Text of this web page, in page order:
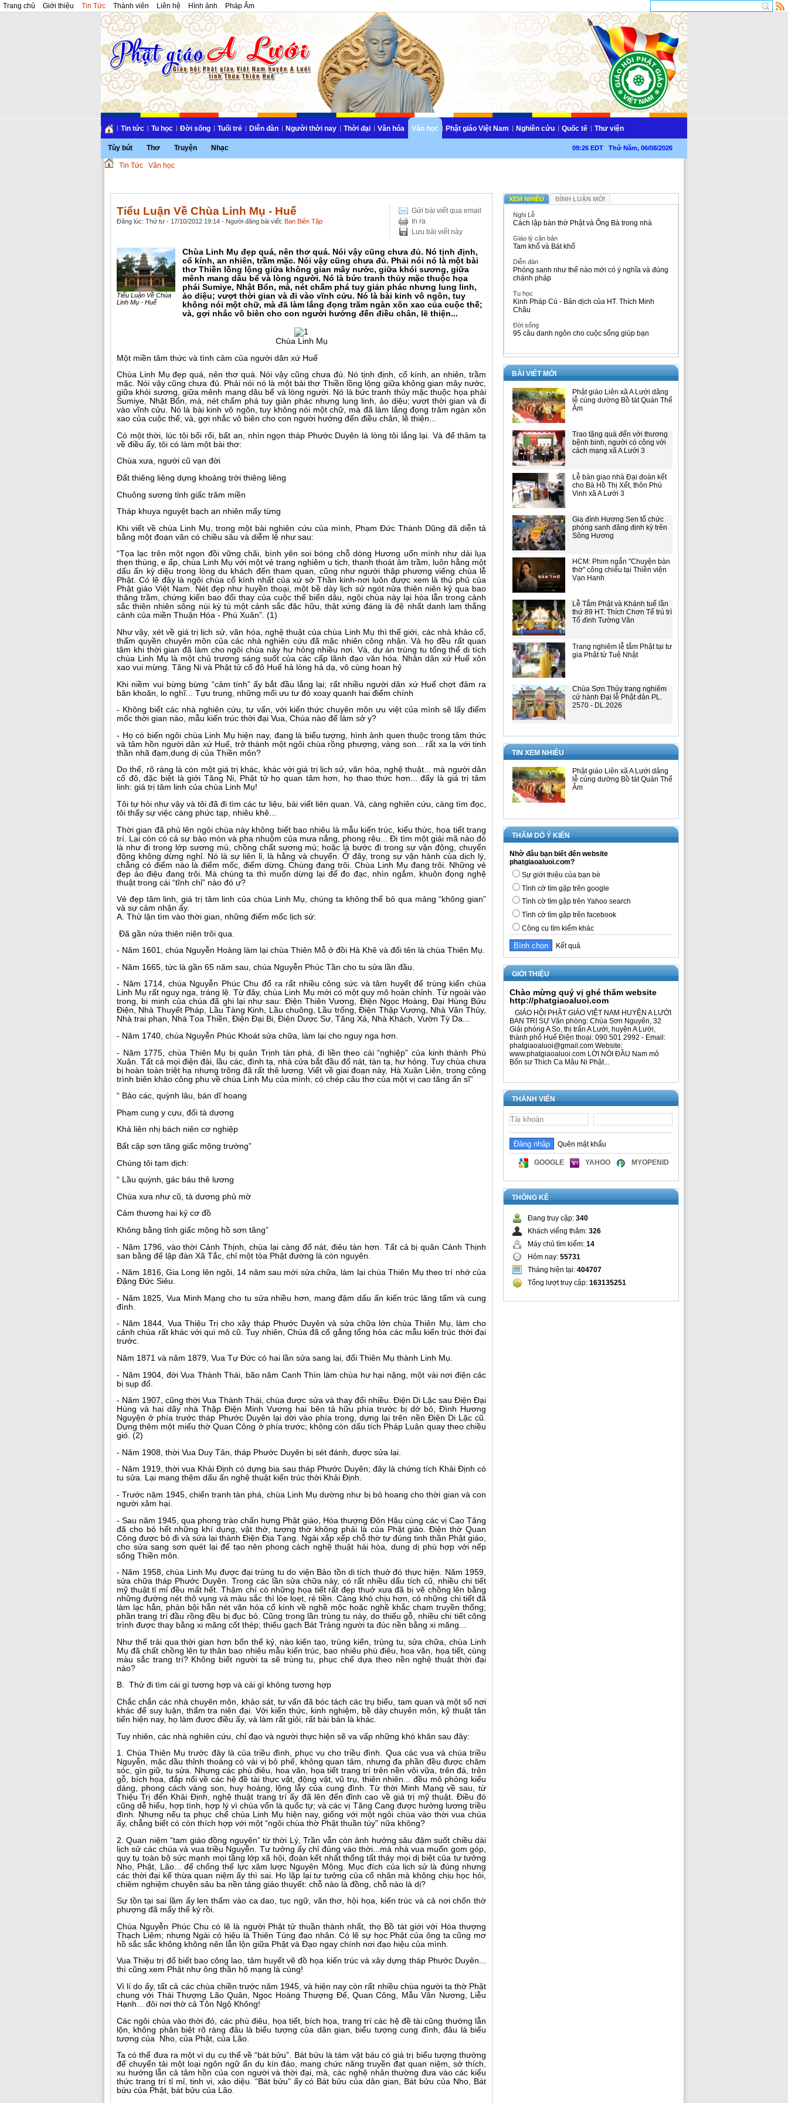
Trang chủ Giới thiệu Tin Tức Thành viên Liên hệ Hình ảnh Pháp Âm
Tin tức Tu học Đời sống Tuổi trẻ Diễn đàn Người thời nay Thời đại Văn hóa Văn học
Tùy bút Thơ Truyện Nhạc
Phật giáo Việt Nam Nghiên cứu Quốc tế Thư viện
09:26 EDT Thứ Năm, 06/08/2026
Tin Tức Văn học
Gửi bài viết qua email
In ra
Lưu bài viết này
Tiểu Luận Về Chùa Linh Mụ - Huế
Đăng lúc: Thứ tư - 17/10/2012 19:14 - Người đăng bài viết: Ban Biên Tập
Tiểu Luận Về Chùa
Linh Mụ - Huế
Chùa Linh Mụ đẹp quá, nên thơ quá. Nói vậy cũng chưa đủ. Nó tịnh định,
cổ kính, an nhiên, trầm mặc. Nói vậy cũng chưa đủ. Phải nói nó là một bài
thơ Thiền lồng lộng giữa không gian mây nước, giữa khói sương, giữa
mênh mang dâu bể và lòng người. Nó là bức tranh thủy mặc thuộc họa
phái Sumiye, Nhật Bổn, mà, nét chấm phá tuy giản phác nhưng lung linh,
ảo diệu; vượt thời gian và đi vào vĩnh cửu. Nó là bài kinh vô ngôn, tuy
không nói một chữ, mà đã làm lắng đọng trăm ngàn xôn xao của cuộc thế;
và, gợi nhắc vô biên cho con người hướng đến điều chân, lẽ thiện...
Chùa Linh Mụ
Một miền tâm thức và tình cảm của người dân xứ Huế
Chùa Linh Mụ đẹp quá, nên thơ quá. Nói vậy cũng chưa đủ. Nó tịnh định, cổ kính, an nhiên, trầm
mặc. Nói vậy cũng chưa đủ. Phải nói nó là một bài thơ Thiền lồng lộng giữa không gian mây nước,
giữa khói sương, giữa mênh mang dâu bể và lòng người. Nó là bức tranh thủy mặc thuộc họa phái
Sumiye, Nhật Bổn, mà, nét chấm phá tuy giản phác nhưng lung linh, ảo diệu; vượt thời gian và đi
vào vĩnh cửu. Nó là bài kinh vô ngôn, tuy không nói một chữ, mà đã làm lắng đọng trăm ngàn xôn
xao của cuộc thế; và, gợi nhắc vô biên cho con người hướng đến điều chân, lẽ thiện...
Có một thời, lúc tôi bối rối, bất an, nhìn ngọn tháp Phước Duyên là lòng tôi lắng lại. Và để thâm tạ
về điều ấy, tôi có làm một bài thơ:
Chùa xưa, người cũ vạn đời
Đất thiêng liêng dựng khoảng trời thiêng liêng
Chuông sương tỉnh giấc trăm miền
Tháp khuya nguyệt bạch an nhiên mấy từng
Khi viết về chùa Linh Mụ, trong một bài nghiên cứu của mình, Phạm Đức Thành Dũng đã diễn tả
bằng một đoạn văn có chiều sâu và diễm lệ như sau:
“Tọa lạc trên một ngọn đồi vững chãi, bình yên soi bóng chỗ dòng Hương uốn mình như dải lụa
thẹn thùng, e ấp, chùa Linh Mụ với một vẻ trang nghiêm u tịch, thanh thoát âm trầm, luôn hằng một
dấu ấn kỳ diệu trong lòng du khách đến tham quan, cũng như người thập phương viếng chùa lễ
Phật. Có lẽ đây là ngôi chùa cổ kính nhất của xứ sở Thần kinh-nơi luôn được xem là thủ phủ của
Phật giáo Việt Nam. Nét đẹp như huyền thoại, một bề dày lịch sử ngót nửa thiên niên kỷ qua bao
thăng trầm, chứng kiến bao đổi thay của cuộc thế biển dâu, ngôi chùa này lại hòa lẫn trong cảnh
sắc thiên nhiên sông núi kỳ tú một cảnh sắc đặc hữu, thật xứng đáng là đệ nhất danh lam thắng
cảnh của miền Thuận Hóa - Phú Xuân”. (1)
Như vậy, xét về giá trị lịch sử, văn hóa, nghệ thuật của chùa Linh Mụ thì thế giới, các nhà khảo cổ,
thẩm quyền chuyên môn của các nhà nghiên cứu đã mặc nhiên công nhận. Và họ đều rất quan
tâm khi thời gian đã làm cho ngôi chùa này hư hỏng nhiều nơi. Và, dự án trùng tu tổng thể di tích
chùa Linh Mụ là một chủ trương sáng suốt của các cấp lãnh đạo văn hóa. Nhân dân xứ Huế xôn
xao vui mừng. Tăng Ni và Phật tử cố đô Huế hả lòng hả dạ, vô cùng hoan hỷ
Khi niềm vui bừng bừng “cảm tính” ấy bắt đầu lắng lại; rất nhiều người dân xứ Huế chợt đâm ra
băn khoăn, lo nghĩ... Tựu trung, những mối ưu tư đó xoay quanh hai điểm chính
- Không biết các nhà nghiên cứu, tư vấn, với kiến thức chuyên môn ưu việt của mình sẽ lấy điểm
mốc thời gian nào, mẫu kiến trúc thời đại Vua, Chúa nào để làm sở y?
- Họ có biến ngôi chùa Linh Mụ hiện nay, đang là biểu tượng, hình ảnh quen thuộc trong tâm thức
và tâm hồn người dân xứ Huế, trở thành một ngôi chùa rồng phượng, vàng son... rất xa lạ với tinh
thần nhã đạm,dung dị của Thiền môn?
Do thế, rõ ràng là còn một giá trị khác, khác với giá trị lịch sử, văn hóa, nghệ thuật... mà người dân
cố đô, đặc biệt là giới Tăng Ni, Phật tử họ quan tâm hơn, họ thao thức hơn... đấy là giá trị tâm
linh: giá trị tâm linh của chùa Linh Mụ!
Tôi tự hỏi như vậy và tôi đã đi tìm các tư liệu, bài viết liên quan. Và, càng nghiên cứu, càng tìm đọc,
tôi thấy sự việc càng phức tạp, nhiêu khê...
Thời gian đã phủ lên ngôi chùa này không biết bao nhiêu là mẫu kiến trúc, kiểu thức, họa tiết trang
trí. Lại còn có cả sự bào mòn và pha nhuộm của mưa nắng, phong rêu... Đi tìm một giải mã nào đó
là như đi trong lớp sương mù, chồng chất sương mù; hoặc là bước đi trong sự vận động, chuyển
động không dừng nghỉ. Nó là sự liên lỉ, là hằng và chuyển. Ở đây, trong sự vận hành của dịch lý,
chẳng có điểm nào là điểm mốc, điểm dừng. Chúng đang trôi. Chùa Linh Mụ đang trôi. Những vẻ
đẹp ảo điệu đang trôi. Mà chúng ta thì muốn dừng lại để đo đạc, nhìn ngắm, khuôn đọng nghệ
thuật trong cái “tĩnh chỉ” nào đó ư?
Vẻ đẹp tâm linh, giá trị tâm linh của chùa Linh Mụ, chúng ta không thể bỏ qua mảng “không gian”
và sự cảm nhận ấy.
A. Thử lặn tìm vào thời gian, những điểm mốc lịch sử:
Đã gần nửa thiên niên trôi qua.
- Năm 1601, chúa Nguyễn Hoàng làm lại chùa Thiên Mỗ ở đồi Hà Khê và đổi tên là chùa Thiên Mụ.
- Năm 1665, tức là gần 65 năm sau, chúa Nguyễn Phúc Tần cho tu sửa lần đầu.
- Năm 1714, chúa Nguyễn Phúc Chu đổ ra rất nhiều công sức và tâm huyết để trùng kiến chùa
Linh Mụ rất nguy nga, tráng lệ. Từ đây, chùa Linh Mụ mới có một quy mô hoàn chỉnh. Từ ngoài vào
trong, bi minh của chúa đã ghi lại như sau: Điện Thiên Vương, Điện Ngọc Hoàng, Đại Hùng Bửu
Điện, Nhà Thuyết Pháp, Lầu Tàng Kinh, Lầu chuông, Lầu trống, Điện Thập Vương, Nhà Vân Thủy,
Nhà trai phạn, Nhà Tọa Thiền, Điện Đại Bi, Điện Dược Sư, Tăng Xá, Nhà Khách, Vườn Tỳ Da...
- Năm 1740, chúa Nguyễn Phúc Khoát sửa chữa, làm lại cho nguy nga hơn.
- Năm 1775, chùa Thiên Mụ bị quân Trịnh tàn phá, đi liền theo cái “nghiệp” của kinh thành Phú
Xuân. Tất cả mọi điện đài, lầu các, đình tạ, nhà cửa bắt đầu đổ nát, tàn tạ, hư hỏng. Tuy chùa chưa
bị hoàn toàn triệt hạ nhưng trông đã rất thê lương. Viết về giai đoạn này, Hà Xuân Liên, trong công
trình biên khảo công phu về chùa Linh Mụ của mình, có chép câu thơ của một vị cao tăng ẩn sĩ”
“ Bảo các, quỳnh lâu, bán dĩ hoang
Phạm cung y cựu, đối tà dương
Khả liên nhị bách niên cơ nghiệp
Bất cập sơn tăng giấc mộng trường”
Chúng tôi tạm dịch:
“ Lầu quỳnh, gác báu thê lương
Chùa xưa như cũ, tà dương phủ mờ
Cảm thương hai kỷ cơ đồ
Không bằng tỉnh giấc mộng hồ sơn tăng”
- Năm 1796, vào thời Cảnh Thịnh, chùa lại càng đổ nát, điêu tàn hơn. Tất cả bị quân Cảnh Thịnh
san bằng để lập đàn Xã Tắc, chỉ một tòa Phật đường là còn nguyên.
- Năm 1816, Gia Long lên ngôi, 14 năm sau mới sửa chữa, làm lại chùa Thiên Mụ theo trí nhớ của
Đặng Đức Siêu.
- Năm 1825, Vua Minh Mạng cho tu sửa nhiều hơn, mang đậm dấu ấn kiến trúc lăng tẩm và cung
đình.
- Năm 1844, Vua Thiệu Trị cho xây tháp Phước Duyên và sửa chữa lớn chùa Thiên Mụ, làm cho
cảnh chùa rất khác với qui mô cũ. Tuy nhiên, Chúa đã cố gắng tổng hòa các mẫu kiến trúc thời đại
trước.
Năm 1871 và năm 1879, Vua Tự Đức có hai lần sửa sang lại, đổi Thiên Mụ thành Linh Mụ.
- Năm 1904, đời Vua Thành Thái, bão năm Canh Thìn làm chùa hư hại nặng, một vài nơi điện các
bị sụp đổ.
- Năm 1907, cũng thời Vua Thành Thái, chùa được sửa và thay đổi nhiều. Điện Di Lặc sau Điện Đại
Hùng và hai dãy nhà Thập Điện Minh Vương hai bên tả hữu phía trước bị dở bỏ, Đình Hương
Nguyện ở phía trước tháp Phước Duyên lại dời vào phía trong, dựng lại trên nền Điện Di Lặc cũ.
Dựng thêm một miếu thờ Quan Công ở phía trước; không còn dấu tích Pháp Luân quay theo chiều
gió. (2)
- Năm 1908, thời Vua Duy Tân, tháp Phước Duyên bị sét đánh, được sửa lại.
- Năm 1919, thời vua Khải Định có dựng bia sau tháp Phước Duyên; đây là chứng tích Khải Định có
tu sửa. Lại mang thêm dấu ấn nghệ thuật kiến trúc thời Khải Định.
- Trước năm 1945, chiến tranh tàn phá, chùa Linh Mụ dường như bị bỏ hoang cho thời gian và con
người xâm hại.
- Sau năm 1945, qua phong trào chấn hưng Phật giáo, Hòa thượng Đôn Hậu cùng các vị Cao Tăng
đã cho bỏ hết những khí dụng, vật thờ, tượng thờ không phải là của Phật giáo. Điện thờ Quan
Công được bỏ đi và sửa lại thành Điện Địa Tạng. Ngài xắp xếp chỗ thờ tự đúng tinh thần Phật giáo,
cho sửa sang sơn quét lại để tạo nên phong cách nghệ thuật hài hòa, dung dị phù hợp với nếp
sống Thiền môn.
- Năm 1958, chùa Linh Mụ được đại trùng tu do viện Bảo tồn di tích thuở đó thực hiện. Năm 1959,
sửa chữa tháp Phước Duyên. Trong các lần sửa chữa này, có rất nhiều dấu tích cũ, nhiều chi tiết
mỹ thuật tỉ mỉ đều mất hết. Thậm chí có những họa tiết rất đẹp thuở xưa đã bị vẽ chồng lên bằng
những đường nét thô vụng và màu sắc thì lòe loẹt, rẻ tiền. Càng khó chịu hơn, có những chi tiết đã
làm lạc hẳn, phản bội hẳn nét văn hóa cổ kính về nghề mộc hoặc nghề khắc chạm truyền thống;
phần trang trí đầu rồng đều bị đục bỏ. Cũng trong lần trùng tu này, do thiếu gỗ, nhiều chi tiết công
trình được thay bằng xi măng cốt thép; thiếu gạch Bát Tràng người ta đúc nền bằng xi măng...
Như thế trải qua thời gian hơn bốn thế kỷ, nào kiến tạo, trùng kiến, trùng tu, sửa chữa, chùa Linh
Mụ đã chất chồng lên tự thân bao nhiêu mẫu kiến trúc, bao nhiêu phù điêu, hoa văn, họa tiết, cùng
màu sắc trang trí? Không biết người ta sẽ trùng tu, phục chế dựa theo nền nghệ thuật thời đại
nào?
B. Thử đi tìm cái gì tương hợp và cái gì không tương hợp
Chắc chắn các nhà chuyên môn, khảo sát, tư vấn đã bóc tách các trụ biểu, tam quan và một số nơi
khác để suy luận, thẩm tra niên đại. Với kiến thức, kinh nghiệm, bề dày chuyên môn, kỹ thuật tân
tiến hiện nay, họ làm được điều ấy, và làm rất giỏi, rất bài bản là khác.
Tuy nhiên, các nhà nghiên cứu, chỉ đạo và người thực hiện sẽ va vấp những khó khăn sau đây:
1. Chùa Thiên Mụ trước đây là của triều đình, phục vụ cho triều đình. Qua các vua và chúa triều
Nguyễn, mặc dầu thỉnh thoảng có vài vị bỏ phế, không quan tâm, nhưng đa phần đều được chăm
sóc, gìn giữ, tu sửa. Nhưng các phù điêu, hoa văn, họa tiết trang trí trên nền vôi vữa, trên đá, trên
gỗ, bích họa, đắp nổi về các hệ đề tài thực vật, động vật, vũ trụ, thiên nhiên... đều mô phỏng kiểu
dáng, phong cách vàng son, huy hoàng, lộng lẫy của cung đình. Từ thời Minh Mạng về sau, từ
Thiệu Trị đến Khải Định, nghệ thuật trang trí ấy đã lên đến đỉnh cao về giá trị mỹ thuật. Điều đó
cũng dễ hiểu, hợp tình, hợp lý vì chùa vốn là quốc tự; và các vị Tăng Cang được hưởng lương triều
đình. Nhưng nếu ta phục chế chùa Linh Mụ hiện nay, giống với một ngôi chùa vào thời vua chúa
ấy, chẳng biết có còn thích hợp với một “ngôi chùa thờ Phật thuần túy” nữa không?
2. Quan niệm “tam giáo đồng nguyên” từ thời Lý, Trần vẫn còn ảnh hưởng sâu đậm suốt chiều dài
lịch sử các chúa và vua triều Nguyễn. Tư tưởng ấy chỉ đúng vào thời...mà nhà vua muốn gom góp,
quy tụ toàn bộ sức mạnh mọi tầng lớp xã hội, đoàn kết nhất thống tất thảy mọi dị biệt của tư tưởng
Nho, Phật, Lão... để chống thế lực xâm lược Nguyên Mông. Mục đích của lịch sử là đúng nhưng
các thời đại kế thừa quan niệm ấy thì sai. Họ lặp lại tư tưởng của cổ nhân mà không chịu học hỏi,
chiêm nghiệm chuyên sâu ba nền tảng giáo thuyết: chỗ nào là đồng, chỗ nào là dị?
Sự tồn tại sai lầm ấy len thấm vào ca dao, tục ngữ, văn thơ, hội họa, kiến trúc và cả nơi chốn thờ
phượng đã mấy thế kỷ rồi.
Chúa Nguyễn Phúc Chu có lẽ là người Phật tử thuần thành nhất, thọ Bồ tát giới với Hòa thượng
Thạch Liêm; nhưng Ngài có hiệu là Thiên Túng đạo nhân. Có lẽ sự học Phật của ông ta cũng mơ
hồ sắc sắc không không nên lẫn lộn giữa Phật và Đạo ngay chính nơi đạo hiệu của mình.
Vua Thiệu trị đổ biết bao công lao, tâm huyết vẽ đồ họa kiến trúc và xây dựng tháp Phước Duyên...
thì cũng xem Phật như ông thần hộ mạng là cùng!
Vì lí do ấy, tất cả các chùa chiền trước năm 1945, và hiện nay còn rất nhiều chùa người ta thờ Phật
chung với Thái Thượng Lão Quân, Ngọc Hoàng Thượng Đế, Quan Công, Mẫu Vân Nương, Liễu
Hạnh... đôi nơi thờ cả Tôn Ngộ Không!
Các ngôi chùa vào thời đó, các phù điêu, họa tiết, bích họa, trang trí các hệ đề tài cũng thường lẫn
lộn, không phân biệt rõ ràng đâu là biểu tượng của dân gian, biểu tượng cung đình, đâu là biểu
tượng của Nho, của Phật, của Lão.
Ta có thể đưa ra một ví dụ cụ thể về “bát bửu”. Bát bửu là tám vật báu có giá trị biểu tượng thường
để chuyển tải một loại ngôn ngữ ẩn dụ kín đáo, mang chức năng truyền đạt quan niệm, sở thích,
xu hướng lẫn cả tâm hồn của con người và thời đại, mà, các nghệ nhân thường đưa vào các kiểu
thức trang trí tỉ mỉ, tinh vi, xảo diệu. “Bát bửu” ấy có Bát bửu của dân gian, Bát bửu của Nho, Bát
bửu của Phật, bát bửu của Lão.
XEM NHIỀU BÌNH LUẬN MỚI
Nghi Lễ
Cách lập bàn thờ Phật và Ông Bà trong nhà
Giáo lý căn bản
Tam khổ và Bát khổ
Diễn đàn
Phóng sanh như thế nào mới có ý nghĩa và đúng
chánh pháp
Tu học
Kinh Pháp Cú - Bản dịch của HT. Thích Minh
Châu
Đời sống
95 câu danh ngôn cho cuộc sống giúp bạn
BÀI VIẾT MỚI
Phật giáo Liên xã A Lưới dâng
lễ cúng dường Bồ tát Quán Thế
Âm
Trao tặng quà đến với thương
bệnh binh, người có công với
cách mạng xã A Lưới 3
Lễ bàn giao nhà Đại đoàn kết
cho Bà Hồ Thị Xết, thôn Phú
Vinh xã A Lưới 3
Gia đình Hương Sen tổ chức
phóng sanh đăng định kỳ trên
Sông Hương
HCM: Phim ngắn "Chuyện bàn
thờ" công chiếu tại Thiền viện
Vạn Hanh
Lễ Tắm Phật và Khánh tuế lần
thứ 89 HT. Thích Chơn Tế trú trì
Tổ đình Tường Vân
Trang nghiêm lễ tắm Phật tại tư
gia Phật tử Tuệ Nhật
Chùa Sơn Thủy trang nghiêm
cử hành Đại lễ Phật đản PL.
2570 - DL.2026
TIN XEM NHIỀU
Phật giáo Liên xã A Lưới dâng
lễ cúng dường Bồ tát Quán Thế
Âm
THĂM DÒ Ý KIẾN
Nhờ đâu bạn biết đến website
phatgiaoaluoi.com?
Sự giới thiệu của bạn bè
Tình cờ tìm gặp trên google
Tình cờ tìm gặp trên Yahoo search
Tình cờ tìm gặp trên facebook
Công cụ tìm kiếm khác
Kết quả
GIỚI THIỆU
Chào mừng quý vị ghé thăm website
http://phatgiaoaluoi.com
GIÁO HỘI PHẬT GIÁO VIỆT NAM HUYỆN A LƯỚI
BAN TRỊ SỰ Văn phòng: Chùa Sơn Nguyên, 32
Giải phóng A So, thị trấn A Lưới, huyện A Lưới,
thành phố Huế Điện thoại: 090 501 2992 - Email:
phatgiaoaluoi@gmail.com Website:
www.phatgiaoaluoi.com LỜI NÓI ĐẦU Nam mô
Bổn sư Thích Ca Mâu Ni Phật...
THÀNH VIÊN
Quên mật khẩu
GOOGLE YAHOO MYOPENID
THỐNG KÊ
Đang truy cập: 340
Khách viếng thăm: 326
Máy chủ tìm kiếm: 14
Hôm nay: 55731
Tháng hiện tại: 404707
Tổng lượt truy cập: 163135251